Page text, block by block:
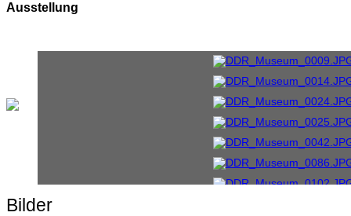
Ausstellung
Bilder